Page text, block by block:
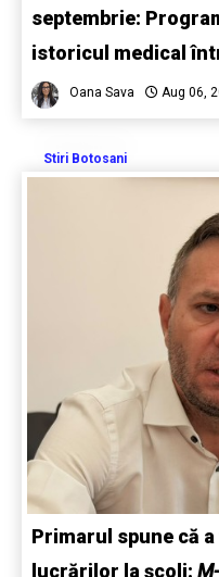
septembrie:
istoricul medical
Oana Sava Aug 06,
Stiri Botosani
Primarul spune că
lucrărilor la școli: